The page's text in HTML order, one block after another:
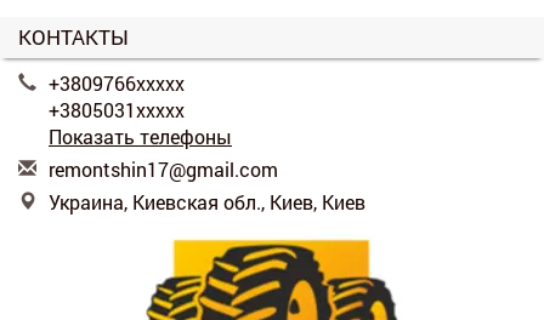
КОНТАКТЫ
+3809766xxxxx
+3805031xxxxx
Показать телефоны
remontshin17@gmail.com
Украина, Киевская обл., Киев, Киев